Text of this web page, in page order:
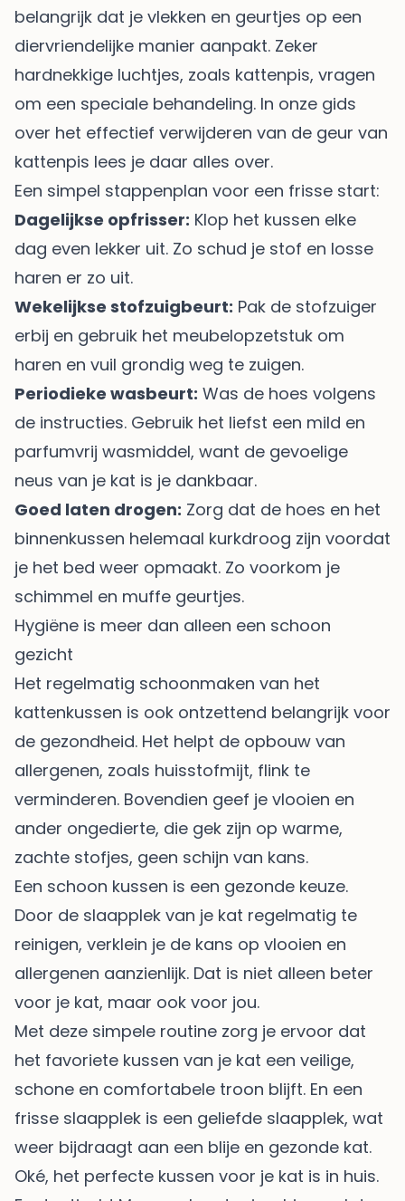
belangrijk dat je vlekken en geurtjes op een
diervriendelijke manier aanpakt. Zeker
hardnekkige luchtjes, zoals kattenpis, vragen
om een speciale behandeling. In onze gids
over het effectief verwijderen van de geur van
kattenpis lees je daar alles over.
Een simpel stappenplan voor een frisse start:
Dagelijkse opfrisser: Klop het kussen elke
dag even lekker uit. Zo schud je stof en losse
haren er zo uit.
Wekelijkse stofzuigbeurt: Pak de stofzuiger
erbij en gebruik het meubelopzetstuk om
haren en vuil grondig weg te zuigen.
Periodieke wasbeurt: Was de hoes volgens
de instructies. Gebruik het liefst een mild en
parfumvrij wasmiddel, want de gevoelige
neus van je kat is je dankbaar.
Goed laten drogen: Zorg dat de hoes en het
binnenkussen helemaal kurkdroog zijn voordat
je het bed weer opmaakt. Zo voorkom je
schimmel en muffe geurtjes.
Hygiëne is meer dan alleen een schoon
gezicht
Het regelmatig schoonmaken van het
kattenkussen is ook ontzettend belangrijk voor
de gezondheid. Het helpt de opbouw van
allergenen, zoals huisstofmijt, flink te
verminderen. Bovendien geef je vlooien en
ander ongedierte, die gek zijn op warme,
zachte stofjes, geen schijn van kans.
Een schoon kussen is een gezonde keuze.
Door de slaapplek van je kat regelmatig te
reinigen, verklein je de kans op vlooien en
allergenen aanzienlijk. Dat is niet alleen beter
voor je kat, maar ook voor jou.
Met deze simpele routine zorg je ervoor dat
het favoriete kussen van je kat een veilige,
schone en comfortabele troon blijft. En een
frisse slaapplek is een geliefde slaapplek, wat
weer bijdraagt aan een blije en gezonde kat.
Oké, het perfecte kussen voor je kat is in huis.